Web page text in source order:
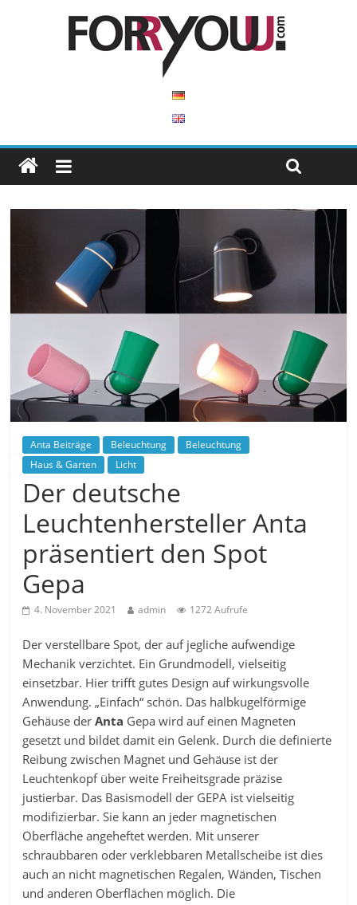
Anta Beiträge Beleuchtung
Beleuchtung
Haus & Garten
Licht
Der deutsche
Leuchtenhersteller Anta
präsentiert den Spot
Gepa
4. November 2021 admin 1272 Aufrufe
Der verstellbare Spot, der auf jegliche aufwendige
Mechanik verzichtet. Ein Grundmodell, vielseitig
einsetzbar. Hier trifft gutes Design auf wirkungsvolle
Anwendung. „Einfach“ schön. Das halbkugelförmige
Gehäuse derAnta Gepa wird auf einen Magneten
gesetzt und bildet damit ein Gelenk. Durch die definierte
Reibung zwischen Magnet und Gehäuse ist der
Leuchtenkopf über weite Freiheitsgrade präzise
justierbar. Das Basismodell der GEPA ist vielseitig
modifizierbar. Sie kann an jeder magnetischen
Oberfläche angeheftet werden. Mit unserer
schraubbaren oder verklebbaren Metallscheibe ist dies
auch an nicht magnetischen Regalen, Wänden, Tischen
und anderen Oberflächen möglich. Die